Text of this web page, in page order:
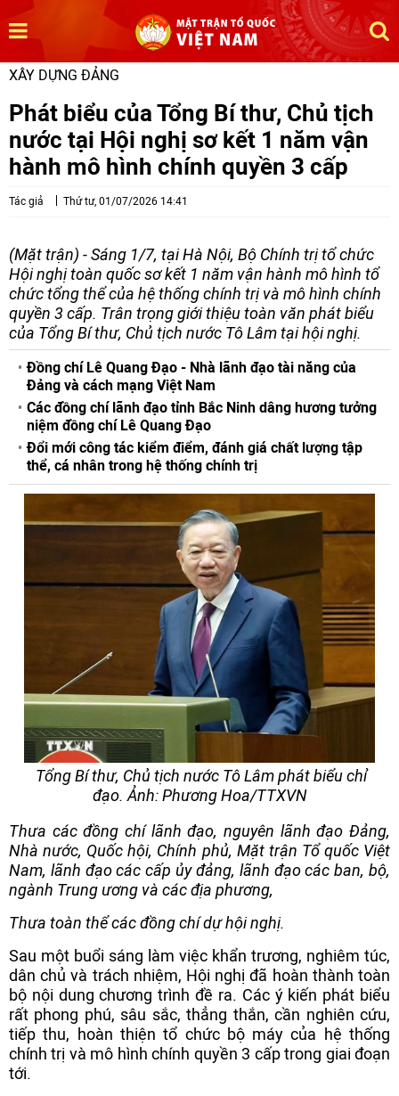
XÂY DỰNG ĐẢNG
Phát biểu của Tổng Bí thư, Chủ tịch
nước tại Hội nghị sơ kết 1 năm vận
hành mô hình chính quyền 3 cấp
Tác giả Thứ tư, 01/07/2026 14:41
(Mặt trận) - Sáng 1/7, tại Hà Nội, Bộ Chính trị tổ chức
Hội nghị toàn quốc sơ kết 1 năm vận hành mô hình tổ
chức tổng thể của hệ thống chính trị và mô hình chính
quyền 3 cấp. Trân trọng giới thiệu toàn văn phát biểu
của Tổng Bí thư, Chủ tịch nước Tô Lâm tại hội nghị.
Đồng chí Lê Quang Đạo - Nhà lãnh đạo tài năng của
Đảng và cách mạng Việt Nam
Các đồng chí lãnh đạo tỉnh Bắc Ninh dâng hương tưởng
niệm đồng chí Lê Quang Đạo
Đổi mới công tác kiểm điểm, đánh giá chất lượng tập
thể, cá nhân trong hệ thống chính trị
Tổng Bí thư, Chủ tịch nước Tô Lâm phát biểu chỉ
đạo. Ảnh: Phương Hoa/TTXVN
Thưa các đồng chí lãnh đạo, nguyên lãnh đạo Đảng,
Nhà nước, Quốc hội, Chính phủ, Mặt trận Tổ quốc Việt
Nam, lãnh đạo các cấp ủy đảng, lãnh đạo các ban, bộ,
ngành Trung ương và các địa phương,
Thưa toàn thể các đồng chí dự hội nghị.
Sau một buổi sáng làm việc khẩn trương, nghiêm túc,
dân chủ và trách nhiệm, Hội nghị đã hoàn thành toàn
bộ nội dung chương trình đề ra. Các ý kiến phát biểu
rất phong phú, sâu sắc, thẳng thắn, cần nghiên cứu,
tiếp thu, hoàn thiện tổ chức bộ máy của hệ thống
chính trị và mô hình chính quyền 3 cấp trong giai đoạn
tới.